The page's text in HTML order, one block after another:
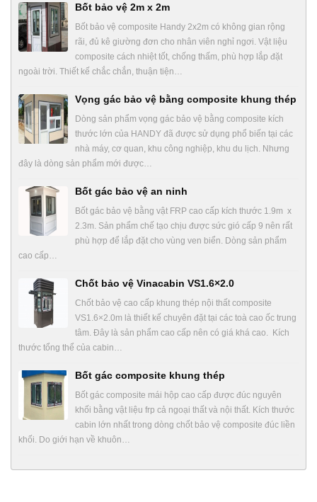
Bốt bảo vệ 2m x 2m
Bốt bảo vệ composite Handy 2x2m có không gian rộng
rãi, đủ kê giường đơn cho nhân viên nghỉ ngơi. Vật liệu
composite cách nhiệt tốt, chống thấm, phù hợp lắp đặt
ngoài trời. Thiết kế chắc chắn, thuận tiện…
Vọng gác bảo vệ bằng composite khung thép
Dòng sản phẩm vọng gác bảo vệ bằng composite kích
thước lớn của HANDY đã được sử dụng phổ biến tại các
nhà máy, cơ quan, khu công nghiệp, khu du lịch. Nhưng
đây là dòng sản phẩm mới được…
Bốt gác bảo vệ an ninh
Bốt gác bảo vệ bằng vật FRP cao cấp kích thước 1.9m x
2.3m. Sản phẩm chế tạo chịu được sức gió cấp 9 nên rất
phù hợp để lắp đặt cho vùng ven biển. Dòng sản phẩm
cao cấp…
Chốt bảo vệ Vinacabin VS1.6×2.0
Chốt bảo vệ cao cấp khung thép nội thất composite
VS1.6×2.0m là thiết kế chuyên đặt tại các toà cao ốc trung
tâm. Đây là sản phẩm cao cấp nên có giá khá cao. Kích
thước tổng thể của cabin…
Bốt gác composite khung thép
Bốt gác composite mái hộp cao cấp được đúc nguyên
khối bằng vật liệu frp cả ngoại thất và nội thất. Kích thước
cabin lớn nhất trong dòng chốt bảo vệ composite đúc liền
khối. Do giới hạn về khuôn…